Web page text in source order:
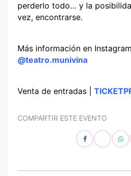
perderlo todo… y la
vez, encontrarse.
Más información en Instagram
@teatro.munivina
Venta de entradas |
COMPARTIR ESTE EVENTO